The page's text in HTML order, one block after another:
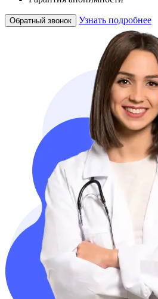
Обратный звонок Узнать подробнее